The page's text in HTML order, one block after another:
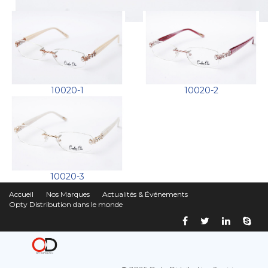
10020-1 10020-2
10020-3
Accueil Nos Marques
Actualités & Événements
Opty Distribution dans le monde